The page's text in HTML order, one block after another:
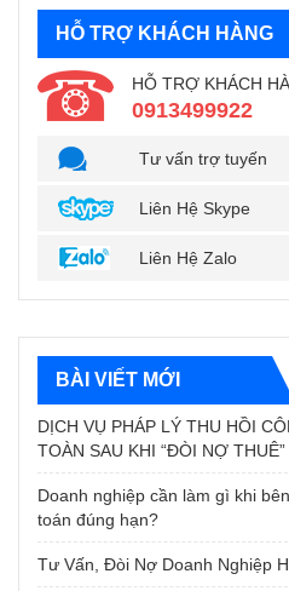
HỖ TRỢ KHÁCH HÀNG
HỖ TRỢ KHÁCH
0913499922
Tư vấn trợ tuyến
Liên Hệ Skype
Liên Hệ Zalo
BÀI VIẾT MỚI
DỊCH VỤ PHÁP LÝ THU HỒI
TOÀN SAU KHI “ĐÒI NỢ
Doanh nghiệp cần làm gì khi
toán đúng hạn?
Tư Vấn, Đòi Nợ Doanh Nghiệp